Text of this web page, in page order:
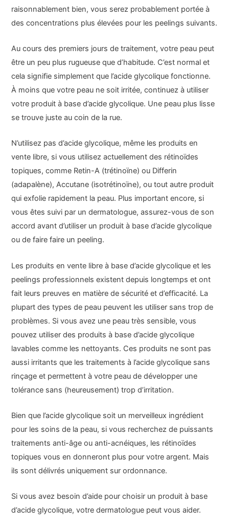
raisonnablement bien, vous serez probablement portée à
des concentrations plus élevées pour les peelings suivants.
Au cours des premiers jours de traitement, votre peau peut
être un peu plus rugueuse que d’habitude. C’est normal et
cela signifie simplement que l’acide glycolique fonctionne.
À moins que votre peau ne soit irritée, continuez à utiliser
votre produit à base d’acide glycolique. Une peau plus lisse
se trouve juste au coin de la rue.
N’utilisez pas d’acide glycolique, même les produits en
vente libre, si vous utilisez actuellement des rétinoïdes
topiques, comme Retin-A (trétinoïne) ou Differin
(adapalène), Accutane (isotrétinoïne), ou tout autre produit
qui exfolie rapidement la peau. Plus important encore, si
vous êtes suivi par un dermatologue, assurez-vous de son
accord avant d’utiliser un produit à base d’acide glycolique
ou de faire faire un peeling.
Les produits en vente libre à base d’acide glycolique et les
peelings professionnels existent depuis longtemps et ont
fait leurs preuves en matière de sécurité et d’efficacité. La
plupart des types de peau peuvent les utiliser sans trop de
problèmes. Si vous avez une peau très sensible, vous
pouvez utiliser des produits à base d’acide glycolique
lavables comme les nettoyants. Ces produits ne sont pas
aussi irritants que les traitements à l’acide glycolique sans
rinçage et permettent à votre peau de développer une
tolérance sans (heureusement) trop d’irritation.
Bien que l’acide glycolique soit un merveilleux ingrédient
pour les soins de la peau, si vous recherchez de puissants
traitements anti-âge ou anti-acnéiques, les rétinoïdes
topiques vous en donneront plus pour votre argent. Mais
ils sont délivrés uniquement sur ordonnance.
Si vous avez besoin d’aide pour choisir un produit à base
d’acide glycolique, votre dermatologue peut vous aider.